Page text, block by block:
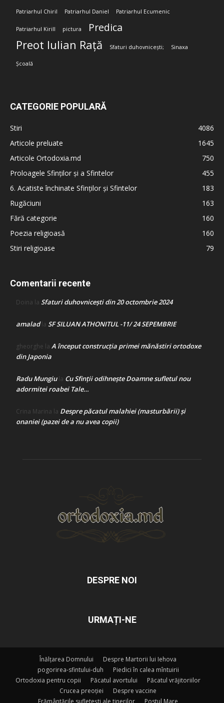
Patriarhul Chiril Patriarhul Daniel Patriarhul Ecumenic
Patriarhul Kirill pictura Predica
Preot Iulian Rață Sfaturi duhovnicești; Sinaxa
Școală
CATEGORIE POPULARĂ
Stiri
4086
Articole preluate
1645
Articole Ortodoxia.md
750
Proloagele Sfinților și a Sfintelor
455
6. Acatiste închinate Sfinților și Sfintelor
183
Rugăciuni
163
Fără categorie
160
Poezia religioasă
160
Stiri religioase
79
Comentarii recente
Doina la Sfaturi duhovnicești din 20 octombrie 2024
amaladla SF SILUAN ATHONITUL -11/ 24 SEPEMBRIE
gheorghe la A început construcţia primei mănăstiri ortodoxe
din Japonia
Radu Mungiula Cu Sfinții odihnește Doamne sufletul nou
adormitei roabei Tale…
Crina Marina la Despre păcatul malahiei (masturbării) şi
onaniei (pazei de a nu avea copii)
DESPRE NOI
URMAȚI-NE
Înălțarea Domnului
Despre Martorii lui Iehova
pogorirea-sfintului-duh
Piedici în calea mîntuirii
Ortodoxia pentru copii
Păcatul avortului
Păcatul vrăjitoriilor
Crucea preoției
Despre vaccine